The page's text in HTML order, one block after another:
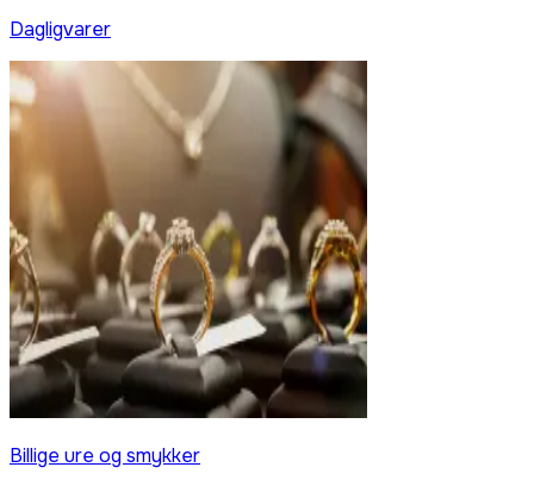
Dagligvarer
Billige ure og smykker